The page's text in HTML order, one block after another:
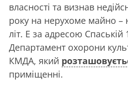
власності та визнав
року на нерухоме майно –
літ. Е за адресою Спаській
Департамент охорони
КМДА, який
приміщенні.